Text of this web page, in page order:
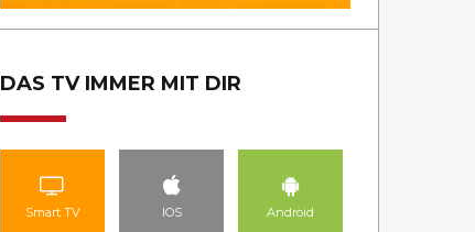
DAS TV IMMER MIT DIR
Smart TV IOS Android